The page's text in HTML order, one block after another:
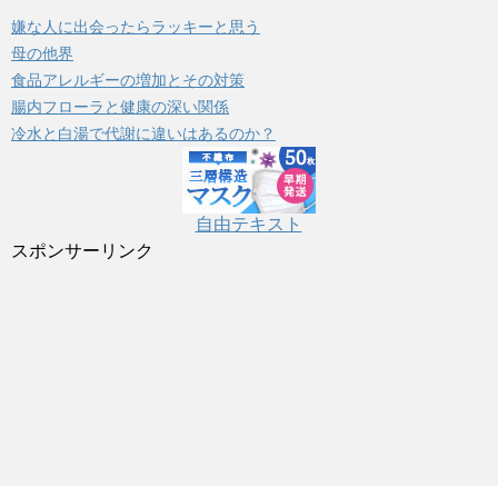
ー
嫌な人に出会ったらラッキーと思う
母の他界
食品アレルギーの増加とその対策
腸内フローラと健康の深い関係
冷水と白湯で代謝に違いはあるのか？
自由テキスト
スポンサーリンク